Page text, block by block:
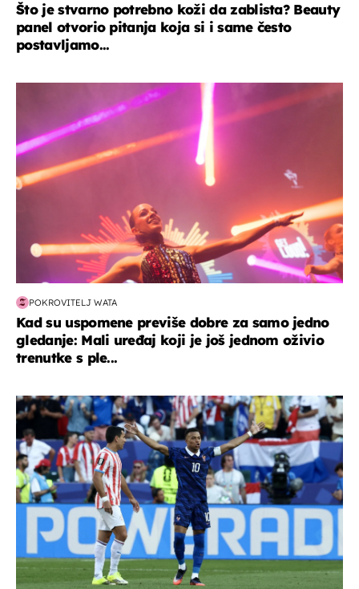
Što je stvarno potrebno koži da zablista? Beauty
panel otvorio pitanja koja si i same često
postavljamo...
POKROVITELJ WATA
Kad su uspomene previše dobre za samo jedno
gledanje: Mali uređaj koji je još jednom oživio
trenutke s ple...
svjetsko prvenstvo 2026